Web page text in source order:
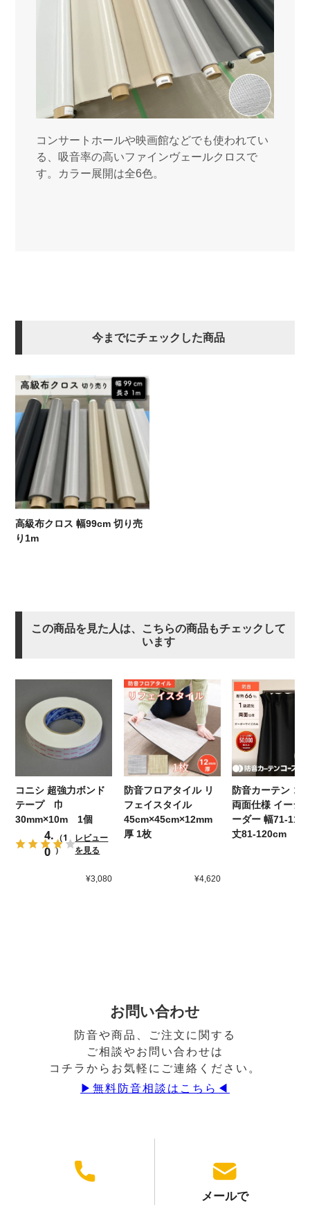
コンサートホールや映画館などでも使われてい
る、吸音率の高いファインヴェールクロスで
す。カラー展開は全6色。
今までにチェックした商品
高級布クロス 幅99cm 切り売
り1m
この商品を見た人は、こちらの商品もチェックして
います
コニシ 超強力ボンド
テープ 巾
30mm×10m 1個
4.
0
（1
）
レビュー
を見る
¥3,080
防音フロアタイル リ
フェイスタイル
45cm×45cm×12mm
厚 1枚
¥4,620
防音カーテン コ
両面仕様 イージ
ーダー 幅71-
丈81-120cm
お問い合わせ
防音や商品、ご注文に関する
ご相談やお問い合わせは
コチラからお気軽にご連絡ください。
▶︎無料防音相談はこちら◀︎
メールで